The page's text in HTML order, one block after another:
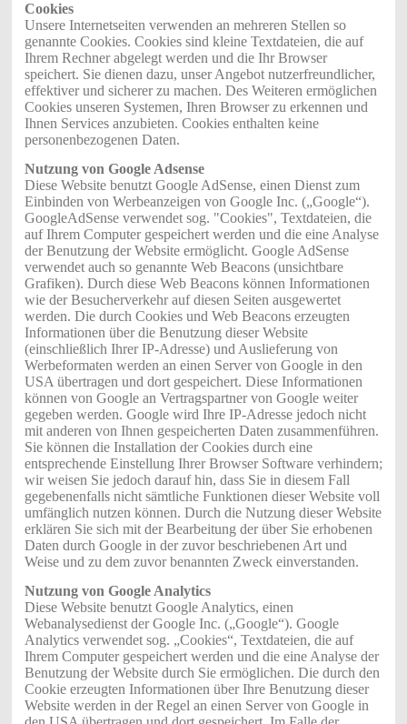
Cookies
Unsere Internetseiten verwenden an mehreren Stellen so
genannte Cookies. Cookies sind kleine Textdateien, die auf
Ihrem Rechner abgelegt werden und die Ihr Browser
speichert. Sie dienen dazu, unser Angebot nutzerfreundlicher,
effektiver und sicherer zu machen. Des Weiteren ermöglichen
Cookies unseren Systemen, Ihren Browser zu erkennen und
Ihnen Services anzubieten. Cookies enthalten keine
personenbezogenen Daten.
Nutzung von Google Adsense
Diese Website benutzt Google AdSense, einen Dienst zum
Einbinden von Werbeanzeigen von Google Inc. („Google“).
GoogleAdSense verwendet sog. "Cookies", Textdateien, die
auf Ihrem Computer gespeichert werden und die eine Analyse
der Benutzung der Website ermöglicht. Google AdSense
verwendet auch so genannte Web Beacons (unsichtbare
Grafiken). Durch diese Web Beacons können Informationen
wie der Besucherverkehr auf diesen Seiten ausgewertet
werden. Die durch Cookies und Web Beacons erzeugten
Informationen über die Benutzung dieser Website
(einschließlich Ihrer IP-Adresse) und Auslieferung von
Werbeformaten werden an einen Server von Google in den
USA übertragen und dort gespeichert. Diese Informationen
können von Google an Vertragspartner von Google weiter
gegeben werden. Google wird Ihre IP-Adresse jedoch nicht
mit anderen von Ihnen gespeicherten Daten zusammenführen.
Sie können die Installation der Cookies durch eine
entsprechende Einstellung Ihrer Browser Software verhindern;
wir weisen Sie jedoch darauf hin, dass Sie in diesem Fall
gegebenenfalls nicht sämtliche Funktionen dieser Website voll
umfänglich nutzen können. Durch die Nutzung dieser Website
erklären Sie sich mit der Bearbeitung der über Sie erhobenen
Daten durch Google in der zuvor beschriebenen Art und
Weise und zu dem zuvor benannten Zweck einverstanden.
Nutzung von Google Analytics
Diese Website benutzt Google Analytics, einen
Webanalysedienst der Google Inc. („Google“). Google
Analytics verwendet sog. „Cookies“, Textdateien, die auf
Ihrem Computer gespeichert werden und die eine Analyse der
Benutzung der Website durch Sie ermöglichen. Die durch den
Cookie erzeugten Informationen über Ihre Benutzung dieser
Website werden in der Regel an einen Server von Google in